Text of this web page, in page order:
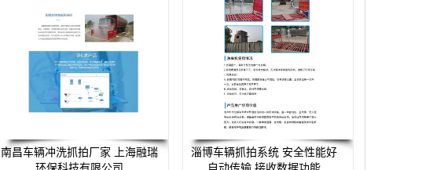
南昌车辆冲洗抓拍厂家 上海融瑞
淄博车辆抓拍系统 安全性能好